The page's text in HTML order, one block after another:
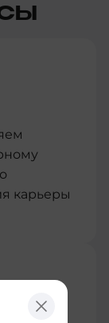
карьеры